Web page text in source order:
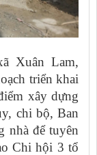
Xuân Lam,
triển khai
xây dựng
chi bộ, Ban
nhà để tuyên
Chi hội 3 tổ